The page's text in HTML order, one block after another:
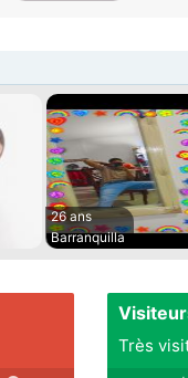
26 ans
Barranquilla
Très